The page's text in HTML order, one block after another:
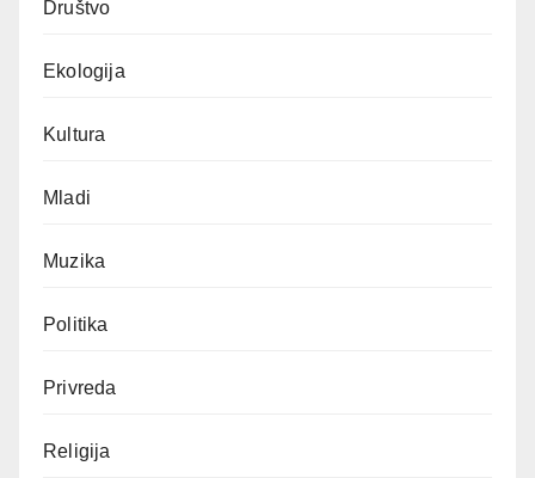
Društvo
Ekologija
Kultura
Mladi
Muzika
Politika
Privreda
Religija